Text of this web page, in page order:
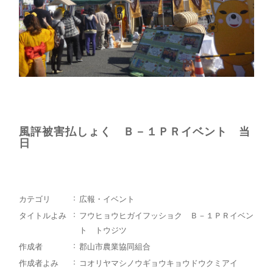
風評被害払しょく Ｂ－１ＰＲイベント 当
日
カテゴリ
広報・イベント
タイトルよみ
フウヒョウヒガイフッショク Ｂ－１ＰＲイベン
ト トウジツ
作成者
郡山市農業協同組合
作成者よみ
コオリヤマシノウギョウキョウドウクミアイ